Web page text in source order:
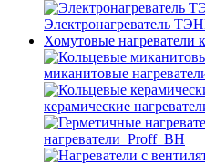
Электронагреватель
Хомутовые нагреватели
миканитовые
керамические
нагреватели_Proff_BH